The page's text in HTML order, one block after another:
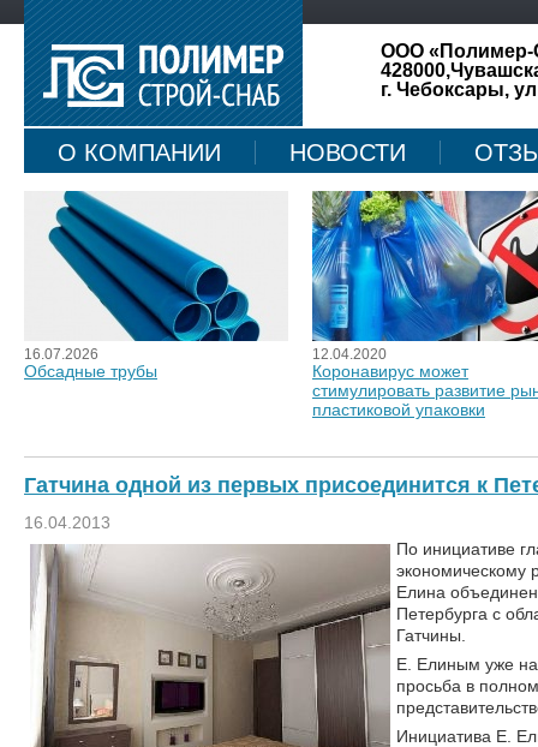
ООО «Полимер-
г. Чебоксары,
О КОМПАНИИ НОВОСТИ
КАРТА САЙТА
16.07.2026
Обсадные трубы
12.04.2020
Коронавирус может
стимулировать развитие
пластиковой упаковки
Гатчина одной из первых присоединится к
16.04.2013
По инициативе
экономическому
Елина
Петербурга с
Гатчины.
Е. Елиным уже
просьба в
Инициатива Е.